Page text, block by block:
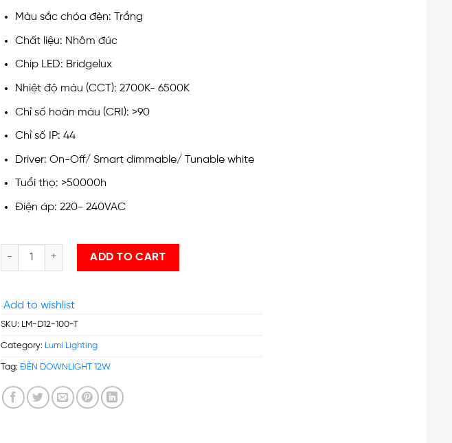
Màu sắc chóa đèn: Trắng
Chất liệu: Nhôm đúc
Chip LED: Bridgelux
Nhiệt độ màu (CCT): 2700K- 6500K
Chỉ số hoàn màu (CRI): >90
Chỉ số IP: 44
Driver: On-Off/ Smart dimmable/ Tunable white
Tuổi thọ: >50000h
Điện áp: 220- 240VAC
ĐÈN DOWNLIGHT ÂM TRẦN 12W, 105D, Tunable white quantity
ADD TO CART
Add to wishlist
SKU: LM-D12-100-T
Category: Lumi Lighting
Tag: ĐÈN DOWNLIGHT 12W